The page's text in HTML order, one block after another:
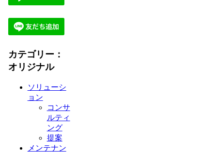
カテゴリー：
オリジナル
ソリューシ
ョン
コンサ
ルティ
ング
提案
メンテナン